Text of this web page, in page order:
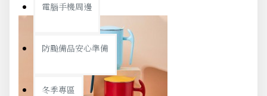
電腦手機周邊
防颱備品安心準備
冬季專區